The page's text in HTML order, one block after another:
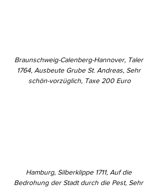
Braunschweig-Calenberg-Hannover, Taler
1764, Ausbeute Grube St. Andreas, Sehr
schön-vorzüglich, Taxe 200 Euro
Hamburg, Silberklippe 1711, Auf die
Bedrohung der Stadt durch die Pest, Sehr